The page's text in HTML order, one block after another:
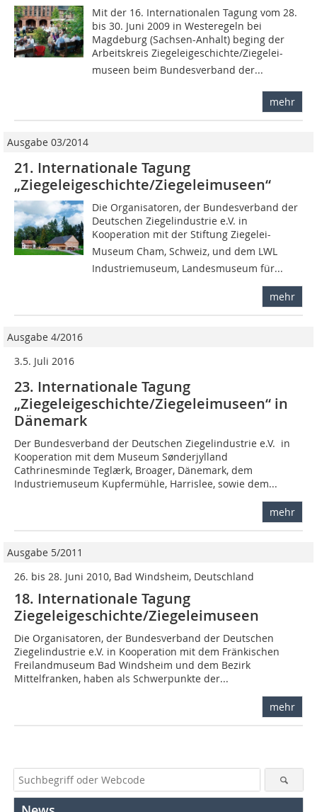
Mit der 16. Internationalen Tagung vom 28.
bis 30. Juni 2009 in Westeregeln bei
Magdeburg (Sachsen-Anhalt) beging der
Arbeitskreis Ziegeleigeschichte/Ziegelei­-
museen beim Bundesverband der...
mehr
Ausgabe 03/2014
21. Internationale Tagung
„Ziegeleigeschichte/Ziegeleimuseen“
Die Organisatoren, der Bundesverband der
Deutschen Ziegelindustrie e.V. in
Kooperation mit der Stiftung Ziegelei-
Museum Cham, Schweiz, und dem LWL
Industriemuseum, Landesmuseum für...
mehr
Ausgabe 4/2016
3.5. Juli 2016
23. Internationale Tagung
„Ziegeleigeschichte/Ziegeleimuseen“ in
Dänemark
Der Bundesverband der Deutschen Ziegelindustrie e.V. in
Kooperation mit dem Museum Sønderjylland
Cathrinesminde Teglærk, Broager, Dänemark, dem
Industriemuseum Kupfermühle, Harrislee, sowie dem...
mehr
Ausgabe 5/2011
26. bis 28. Juni 2010, Bad Windsheim, Deutschland
18. Internationale Tagung
Ziegeleigeschichte/Ziegeleimuseen
Die Organisatoren, der Bundesverband der Deutschen
Ziegelindustrie e.V. in Kooperation mit dem Fränkischen
Freilandmuseum Bad Windsheim und dem Bezirk
Mittelfranken, haben als Schwerpunkte der...
mehr